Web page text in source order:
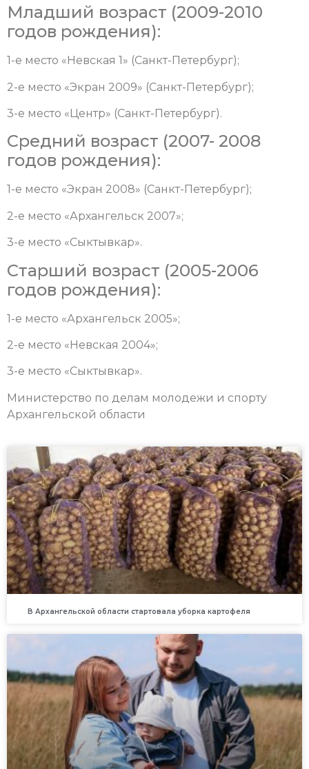
Младший возраст (2009-2010
годов рождения):
1-е место «Невская 1» (Санкт-Петербург);
2-е место «Экран 2009» (Санкт-Петербург);
3-е место «Центр» (Санкт-Петербург).
Средний возраст (2007- 2008
годов рождения):
1-е место «Экран 2008» (Санкт-Петербург);
2-е место «Архангельск 2007»;
3-е место «Сыктывкар».
Старший возраст (2005-2006
годов рождения):
1-е место «Архангельск 2005»;
2-е место «Невская 2004»;
3-е место «Сыктывкар».
Министерство по делам молодежи и спорту
Архангельской области
В Архангельской области стартовала уборка картофеля